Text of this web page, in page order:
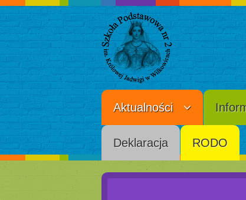
Aktualności
Deklaracja RODO